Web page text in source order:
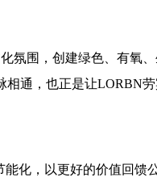
氛围，创建绿色、有氧
通，也正是让LORBN
化，以更好的价值回馈